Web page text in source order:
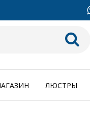
ЛЮСТРЫ